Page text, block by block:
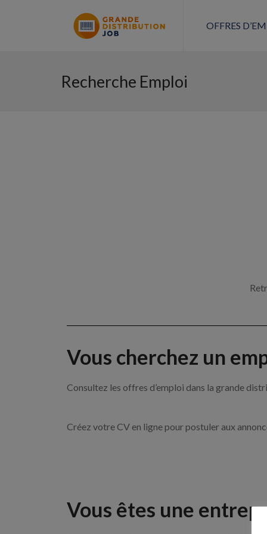
OFFRES
Recherche Emploi
Vous cherchez un
Consultez les offres d’emploi dans la grande
Créez votre CV en ligne pour postuler aux
Vous êtes une